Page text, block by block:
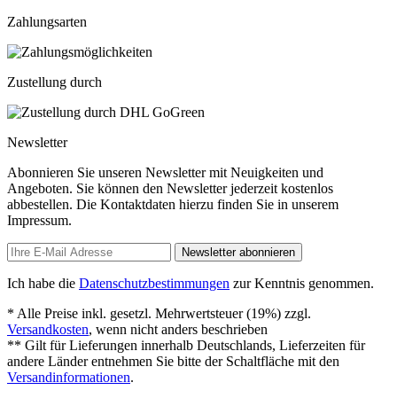
Zahlungsarten
Zustellung durch
Newsletter
Abonnieren Sie unseren Newsletter mit Neuigkeiten und
Angeboten. Sie können den Newsletter jederzeit kostenlos
abbestellen. Die Kontaktdaten hierzu finden Sie in unserem
Impressum.
Newsletter abonnieren
Ich habe die Datenschutzbestimmungen zur Kenntnis genommen.
* Alle Preise inkl. gesetzl. Mehrwertsteuer (19%) zzgl.
Versandkosten, wenn nicht anders beschrieben
** Gilt für Lieferungen innerhalb Deutschlands, Lieferzeiten für
andere Länder entnehmen Sie bitte der Schaltfläche mit den
Versandinformationen.